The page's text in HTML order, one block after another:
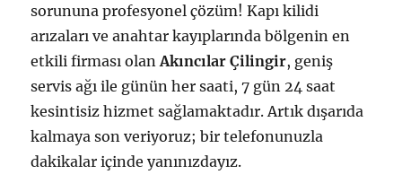
sorununa profesyonel çözüm! Kapı kilidi
arızaları ve anahtar kayıplarında bölgenin en
etkili firması olanAkıncılar Çilingir, geniş
servis ağı ile günün her saati, 7 gün 24 saat
kesintisiz hizmet sağlamaktadır. Artık dışarıda
kalmaya son veriyoruz; bir telefonunuzla
dakikalar içinde yanınızdayız.